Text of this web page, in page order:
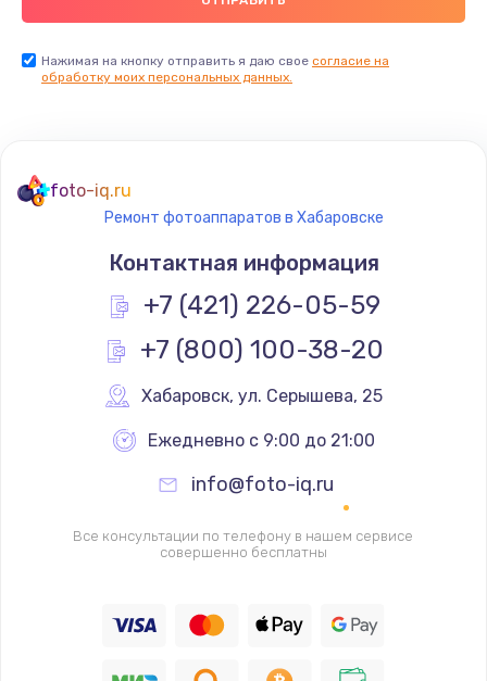
Заказать
Замена термостата
1200 руб.
Заказать
Замена реле
Замена термопредохранителя
700 руб.
Заказать
2500 руб.
Нажимая на кнопку отправить я даю свое согласие на
обработку моих персональных данных.
foto-iq.ru
Ремонт фотоаппаратов в Хабаровске
Контактная информация
+7 (421) 226-05-59
+7 (800) 100-38-20
Хабаровск, ул. Серышева, 25
Ежедневно с 9:00 до 21:00
info@foto-iq.ru
Все консультации по телефону в нашем сервисе
совершенно бесплатны